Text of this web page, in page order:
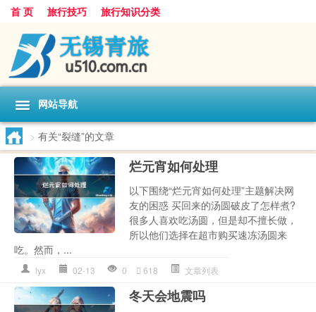
首 页 旅行技巧 旅行知识分类
网站导航
> 有关“裂缝”的文章
烂元宵如何处理
以下围绕“烂元宵如何处理”主题解决网
友的困惑 买回来的汤圆破皮了怎样煮?
很多人喜欢吃汤圆，但是却不擅长做，
所以他们选择在超市购买速冻汤圆来
吃。然而，...
lyx 02-13 0 618 文章列表
冬天会地震吗